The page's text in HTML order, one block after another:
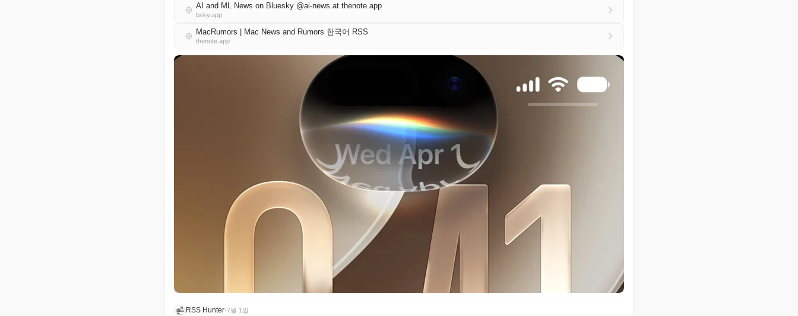
AI and ML News on Bluesky @ai-news.at.thenote.app
bsky.app
MacRumors | Mac News and Rumors 한국어 RSS
thenote.app
RSS Hunter•7월 1일